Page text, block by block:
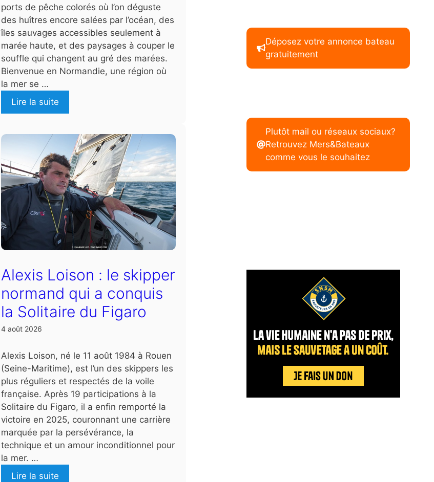
ports de pêche colorés où l’on déguste
des huîtres encore salées par l’océan, des
îles sauvages accessibles seulement à
marée haute, et des paysages à couper le
souffle qui changent au gré des marées.
Bienvenue en Normandie, une région où
la mer se …
Lire la suite
Alexis Loison : le skipper
normand qui a conquis
la Solitaire du Figaro
4 août 2026
Alexis Loison, né le 11 août 1984 à Rouen
(Seine-Maritime), est l’un des skippers les
plus réguliers et respectés de la voile
française. Après 19 participations à la
Solitaire du Figaro, il a enfin remporté la
victoire en 2025, couronnant une carrière
marquée par la persévérance, la
technique et un amour inconditionnel pour
la mer. …
Lire la suite
Déposez votre annonce bateau
gratuitement
Plutôt mail ou réseaux sociaux?
Retrouvez Mers&Bateaux
comme vous le souhaitez